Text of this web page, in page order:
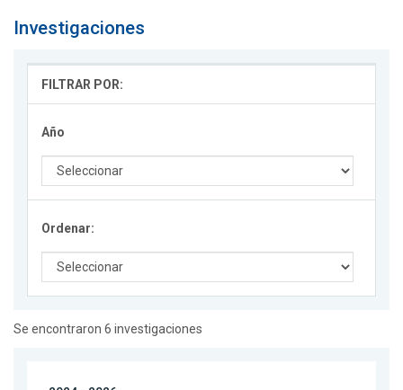
Investigaciones
FILTRAR POR:
Año
Ordenar:
Se encontraron 6 investigaciones